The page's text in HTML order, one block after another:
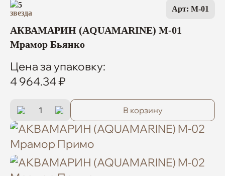
5 Арт: M-01
АКВАМАРИН (AQUAMARINE) M-01
Мрамор Бьянко
Цена за упаковку:
4 964.34 ₽
В корзину